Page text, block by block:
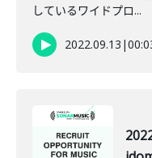
しているワイドプロ...
2022.09.13 |